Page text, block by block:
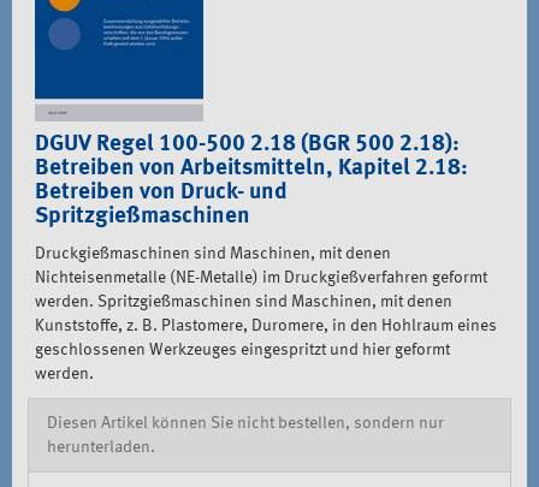
DGUV Regel 100-500 2.18 (BGR 500 2.18):
Betreiben von Arbeitsmitteln, Kapitel 2.18:
Betreiben von Druck- und
Spritzgießmaschinen
Druckgießmaschinen sind Maschinen, mit denen
Nichteisenmetalle (NE-Metalle) im Druckgießverfahren geformt
werden. Spritzgießmaschinen sind Maschinen, mit denen
Kunststoffe, z. B. Plastomere, Duromere, in den Hohlraum eines
geschlossenen Werkzeuges eingespritzt und hier geformt
werden.
Diesen Artikel können Sie nicht bestellen, sondern nur
herunterladen.